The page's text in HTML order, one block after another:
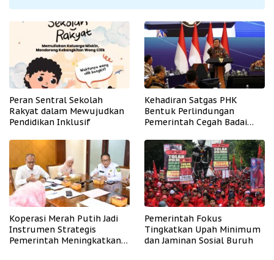
Peran Sentral Sekolah
Rakyat dalam Mewujudkan
Pendidikan Inklusif
Kehadiran Satgas PHK
Bentuk Perlindungan
Pemerintah Cegah Badai
Koperasi Merah Putih Jadi
Instrumen Strategis
Pemerintah Meningkatkan
Pemerintah Fokus
Tingkatkan Upah Minimum
dan Jaminan Sosial Buruh